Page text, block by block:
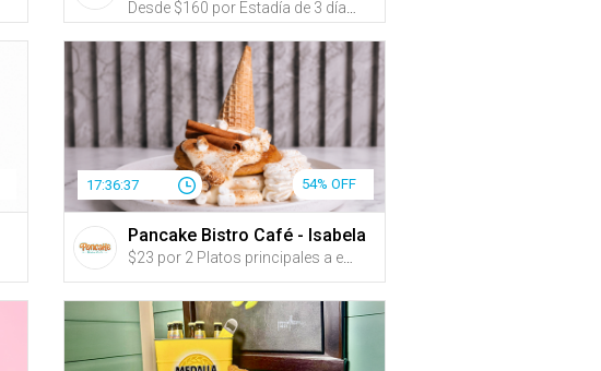
17:36:35 54% OFF
Pancake Bistro Café - Isabela